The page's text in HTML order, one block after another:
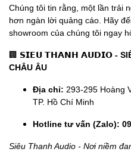
Chúng tôi tin rằng, một lần trải
hơn ngàn lời quảng cáo. Hãy
showroom của chúng tôi ngay
🏢 𝗦𝗜𝗘𝗨 𝗧𝗛𝗔𝗡𝗛 𝗔𝗨𝗗𝗜𝗢 -
CHÂU ÂU
Địa chỉ: 293-295 Hoàng
TP. Hồ Chí Minh
Hotline tư vấn (Zalo):
Siêu Thanh Audio - Nơi niềm